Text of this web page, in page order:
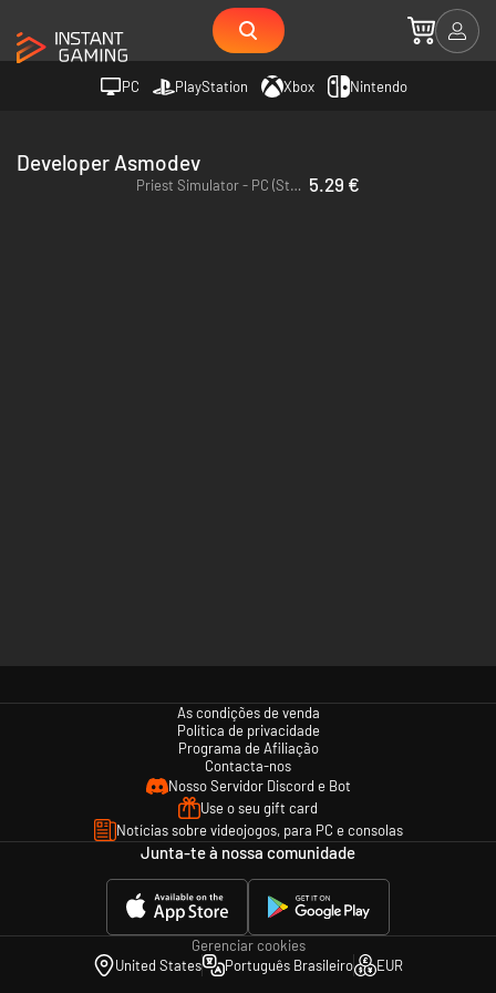
PC PlayStation Xbox Nintendo
Developer Asmodev
Priest Simulator - PC (Steam) - Europe & US & Canada 5.29 €
As condições de venda
Política de privacidade
Programa de Afiliação
Contacta-nos
Nosso Servidor Discord e Bot
Use o seu gift card
Notícias sobre videojogos, para PC e consolas
Junta-te à nossa comunidade
Gerenciar cookies
United States
Português Brasileiro EUR